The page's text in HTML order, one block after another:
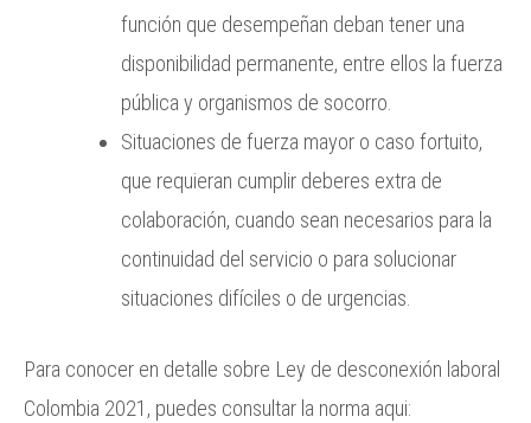
función que desempeñan deban tener una
disponibilidad permanente, entre ellos la fuerza
pública y organismos de socorro.
Situaciones de fuerza mayor o caso fortuito,
que requieran cumplir deberes extra de
colaboración, cuando sean necesarios para la
continuidad del servicio o para solucionar
situaciones difíciles o de urgencias.
Para conocer en detalle sobre Ley de desconexión laboral
Colombia 2021, puedes consultar la norma aqui: